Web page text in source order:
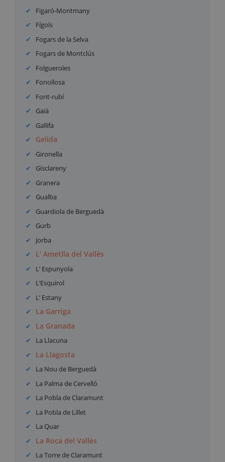
Figaró-Montmany
Fígols
Fogars de la Selva
Fogars de Montclús
Folgueroles
Fonollosa
Font-rubí
Gaià
Gallifa
Gelida
Gironella
Gisclareny
Granera
Gualba
Guardiola de Berguedà
Gurb
Jorba
L’ Ametlla del Vallès
L’ Espunyola
L’Esquirol
L’ Estany
La Garriga
La Granada
La Llacuna
La Llagosta
La Nou de Berguedà
La Palma de Cervelló
La Pobla de Claramunt
La Pobla de Lillet
La Quar
La Roca del Vallès
La Torre de Claramunt